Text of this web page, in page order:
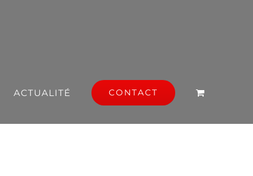
ACTUALITÉ CONTACT